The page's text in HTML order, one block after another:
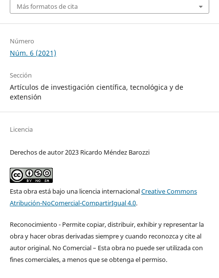
Más formatos de cita
Número
Núm. 6 (2021)
Sección
Artículos de investigación científica, tecnológica y de
extensión
Licencia
Derechos de autor 2023 Ricardo Méndez Barozzi
Esta obra está bajo una licencia internacionalCreative Commons
Atribución-NoComercial-CompartirIgual 4.0.
Reconocimiento - Permite copiar, distribuir, exhibir y representar la
obra y hacer obras derivadas siempre y cuando reconozca y cite al
autor original. No Comercial – Esta obra no puede ser utilizada con
fines comerciales, a menos que se obtenga el permiso.